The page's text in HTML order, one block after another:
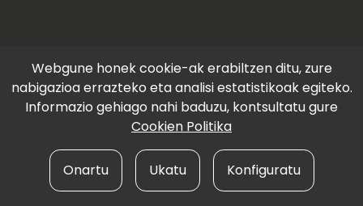
Webgune honek cookie-ak erabiltzen ditu, zure
nabigazioa errazteko eta analisi estatistikoak egiteko.
Informazio gehiago nahi baduzu, kontsultatu gure
Cookien Politika
Onartu Ukatu Konfiguratu